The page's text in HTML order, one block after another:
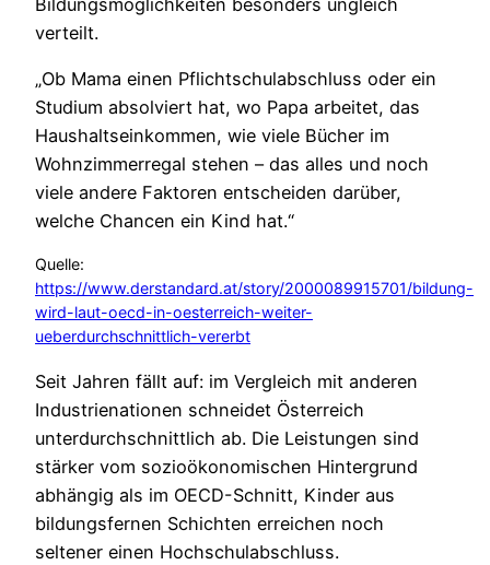
verteilt.
„Ob Mama einen Pflichtschulabschluss oder ein
Studium absolviert hat, wo Papa arbeitet, das
Haushaltseinkommen, wie viele Bücher im
Wohnzimmerregal stehen – das alles und noch
viele andere Faktoren entscheiden darüber,
welche Chancen ein Kind hat.“
Quelle:
https://www.derstandard.at/story/2000089915701/bildung-
wird-laut-oecd-in-oesterreich-weiter-
ueberdurchschnittlich-vererbt
Seit Jahren fällt auf: im Vergleich mit anderen
Industrienationen schneidet Österreich
unterdurchschnittlich ab. Die Leistungen sind
stärker vom sozioökonomischen Hintergrund
abhängig als im OECD-Schnitt, Kinder aus
bildungsfernen Schichten erreichen noch
seltener einen Hochschulabschluss.